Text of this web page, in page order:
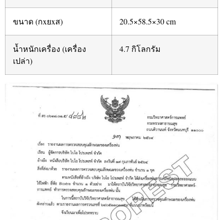
ขนาด (กxยxส) 20.5×58.5×30 cm
น้ำหนักเครื่อง (เครื่อง
เปล่า)
4.7 กิโลกรัม